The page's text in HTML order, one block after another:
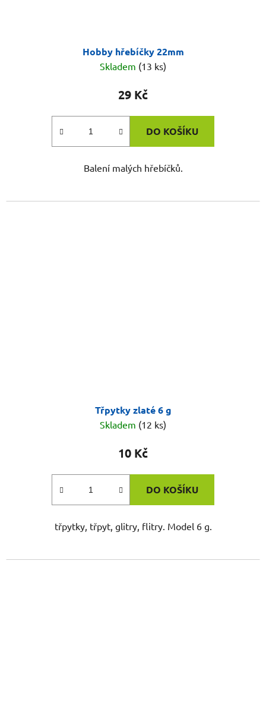
Hobby hřebíčky 22mm
Skladem (13 ks)
29 Kč
DO KOŠÍKU
Balení malých hřebíčků.
Třpytky zlaté 6 g
Skladem (12 ks)
10 Kč
DO KOŠÍKU
třpytky, třpyt, glitry, flitry. Model 6 g.